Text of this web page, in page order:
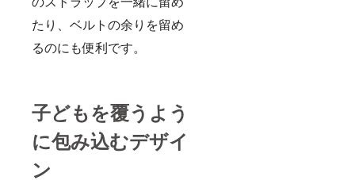
たり、ベルトの余りを留め
るのにも便利です。
子どもを覆うよう
に包み込むデザイ
ン